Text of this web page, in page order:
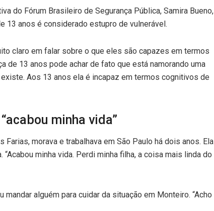
do Fórum Brasileiro de Segurança Pública, Samira Bueno,
13 anos é considerado estupro de vulnerável.
claro em falar sobre o que eles são capazes em termos
de 13 anos pode achar de fato que está namorando uma
Aos 13 anos ela é incapaz em termos cognitivos de
minha vida”
morava e trabalhava em São Paulo há dois anos. Ela
minha vida. Perdi minha filha, a coisa mais linda do
alguém para cuidar da situação em Monteiro. “Acho